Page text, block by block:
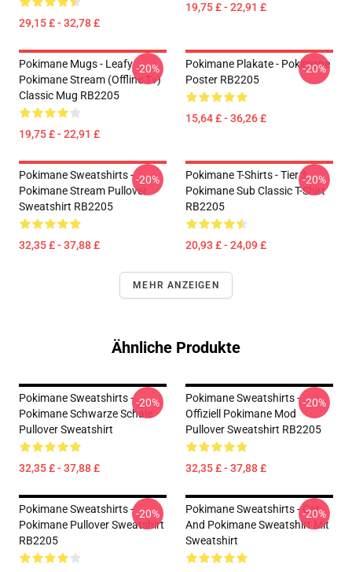
29,15 £ - 32,78 £
19,75 £ - 22,91 £
Pokimane Mugs - Leafy
Pokimane Stream (Offline Tv)
Classic Mug RB2205
19,75 £ - 22,91 £
-20%
Pokimane Plakate - Pokimane
Poster RB2205
15,64 £ - 36,26 £
-20%
Pokimane Sweatshirts -
Pokimane Stream Pullover
Sweatshirt RB2205
32,35 £ - 37,88 £
-20%
Pokimane T-Shirts - Tier 3
Pokimane Sub Classic T-Shirt
RB2205
20,93 £ - 24,09 £
-20%
MEHR ANZEIGEN
Ähnliche Produkte
Pokimane Sweatshirts -
Pokimane Schwarze Schale
Pullover Sweatshirt
32,35 £ - 37,88 £
-20%
Pokimane Sweatshirts -
Offiziell Pokimane Mod
Pullover Sweatshirt RB2205
32,35 £ - 37,88 £
-20%
Pokimane Sweatshirts -
Pokimane Pullover Sweatshirt
RB2205
-20%
Pokimane Sweatshirts - Cat
And Pokimane Sweatshirt Mit
Sweatshirt
-20%